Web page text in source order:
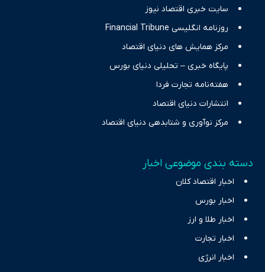
سایت خبری اقتصاد نیوز
روزنامه انگلیسی Financial Tribune
مرکز همایش های دنیای اقتصاد
پایگاه خبری – تحلیلی دنیای بورس
هفته‌نامه تجارت فردا
انتشارات دنیای اقتصاد
مرکز نوآوری و شتابدهی دنیای اقتصاد
دسته بندی موضوعی اخبار
اخبار اقتصاد کلان
اخبار بورس
اخبار طلا و ارز
اخبار تجارت
اخبار انرژی